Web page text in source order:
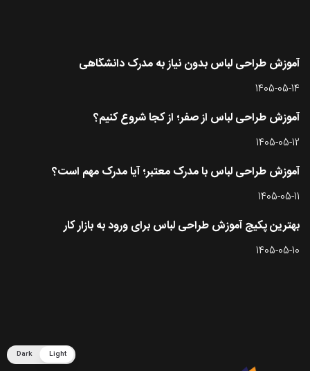
آموزش طراحی لباس بدون نیاز به مدرک دانشگاهی
1405-05-14
آموزش طراحی لباس از صفر؛ از کجا شروع کنیم؟
1405-05-12
آموزش طراحی لباس با مدرک معتبر؛ آیا مدرک مهم است؟
1405-05-11
بهترین پکیج آموزش طراحی لباس برای ورود به بازار کار
1405-05-10
Light
Dark